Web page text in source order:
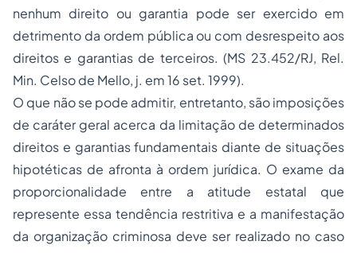
nenhum direito ou garantia pode ser exercido em
detrimento da ordem pública ou com desrespeito aos
direitos e garantias de terceiros. (MS 23.452/RJ, Rel.
Min. Celso de Mello, j. em 16 set. 1999).
O que não se pode admitir, entretanto, são imposições
de caráter geral acerca da limitação de determinados
direitos e garantias fundamentais diante de situações
hipotéticas de afronta à ordem jurídica. O exame da
proporcionalidade entre a atitude estatal que
represente essa tendência restritiva e a manifestação
da organização criminosa deve ser realizado no caso